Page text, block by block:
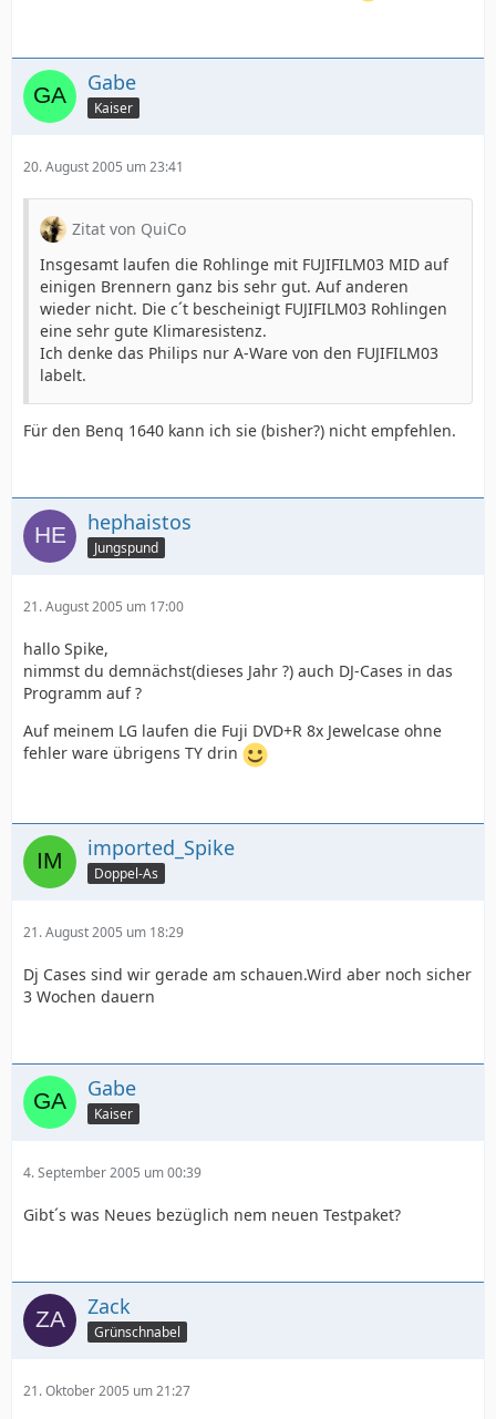
Gabe
Kaiser
20. August 2005 um 23:41
Zitat von QuiCo
Insgesamt laufen die Rohlinge mit FUJIFILM03 MID auf
einigen Brennern ganz bis sehr gut. Auf anderen
wieder nicht. Die c´t bescheinigt FUJIFILM03 Rohlingen
eine sehr gute Klimaresistenz.
Ich denke das Philips nur A-Ware von den FUJIFILM03
labelt.
Für den Benq 1640 kann ich sie (bisher?) nicht empfehlen.
hephaistos
Jungspund
21. August 2005 um 17:00
hallo Spike,
nimmst du demnächst(dieses Jahr ?) auch DJ-Cases in das
Programm auf ?
Auf meinem LG laufen die Fuji DVD+R 8x Jewelcase ohne
fehler ware übrigens TY drin
imported_Spike
Doppel-As
21. August 2005 um 18:29
Dj Cases sind wir gerade am schauen.Wird aber noch sicher
3 Wochen dauern
Gabe
Kaiser
4. September 2005 um 00:39
Gibt´s was Neues bezüglich nem neuen Testpaket?
Zack
Grünschnabel
21. Oktober 2005 um 21:27